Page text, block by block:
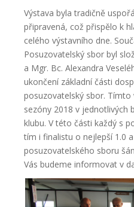
Výstava byla tradičně
připravená, což přispělo k
celého výstavního dne.
Posuzovatelský sbor byl
a Mgr. Bc. Alexandra
ukončení základní části
posuzovatelský sbor.
sezóny 2018 v jednotlivých
klubu. V této části každý s
tím i finalistu o nejlepší 1.0
posuzovatelského sboru
Vás budeme informovat v